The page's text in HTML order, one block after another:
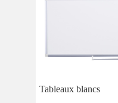
Tableaux blancs